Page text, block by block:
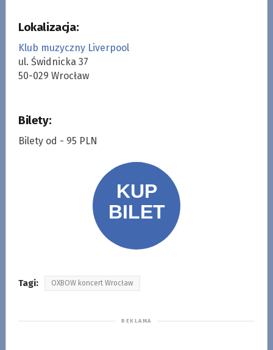
Lokalizacja:
Klub muzyczny Liverpool
ul. Świdnicka 37
50-029 Wrocław
Bilety:
Bilety od - 95 PLN
Tagi: OXBOW koncert Wrocław